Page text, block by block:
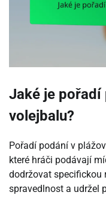
Jaké je pořadí
volejbalu?
Pořadí podání v
které hráči podávají
dodržovat specifickou
spravedlnost a udržel